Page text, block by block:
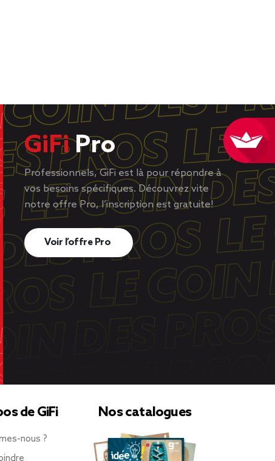
GiFiPro
Professionnels, GiFi est là pour répondre à
vos besoins spécifiques. Découvrez vite
notre offre Pro, l’inscription est gratuite!
Voir l’offre Pro
de GiFi
nous ?
Nos catalogues